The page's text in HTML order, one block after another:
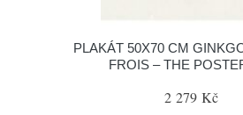
PLAKÁT 50X70 CM
FROIS – THE
2 279 Kč